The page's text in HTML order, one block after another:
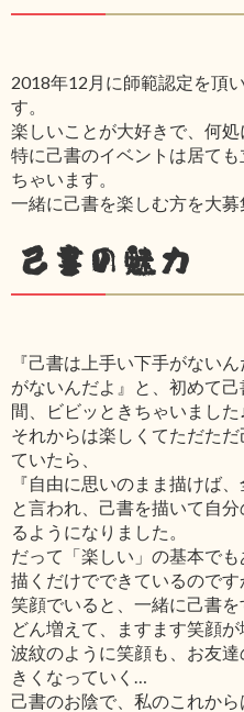
2018年12月に師範認定を頂
す。
楽しいことが大好きで、何
特に己書のイベントは居て
ちゃいます。
一緒に己書を楽しむ方を大
己書の魅力
『己書は上手い下手がない
がないんだよ』と、初めて
間、ビビッときちゃいました
それからは楽しくてただた
ていたら、
『自由に思いのまま描けば、
と言われ、己書を描いて自
るようになりました。
だって「楽しい」の基本で
描くだけでできているのです
笑顔でいると、一緒に己書
どん増えて、ますます笑顔が
波紋のように笑顔も、お友
きくなっていく…
己書のお陰で、私のこれか